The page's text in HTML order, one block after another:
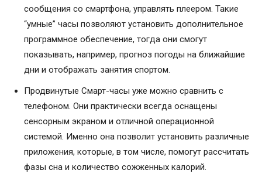
сообщения со смартфона, управлять плеером. Такие
“умные” часы позволяют установить дополнительное
программное обеспечение, тогда они смогут
показывать, например, прогноз погоды на ближайшие
дни и отображать занятия спортом.
Продвинутые Смарт-часы уже можно сравнить с
телефоном. Они практически всегда оснащены
сенсорным экраном и отличной операционной
системой. Именно она позволит установить различные
приложения, которые, в том числе, помогут рассчитать
фазы сна и количество сожженных калорий.